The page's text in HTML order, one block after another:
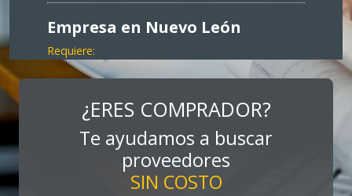
Empresa en Nuevo León
Requiere:
MARKETING
Especificaciones:
Consultoría, promocionales, stands,
expos, activaciones
Aplicar al Requerimiento
¿ERES COMPRADOR?
Te ayudamos a buscar
proveedores
SIN COSTO